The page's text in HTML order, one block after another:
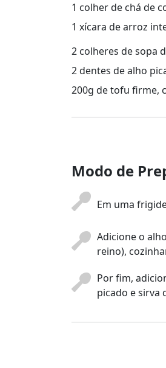
1 colher de chá de
1 xícara de arroz
2 colheres de sopa
2 dentes de alho
200g de tofu firme,
Modo de
Em uma
Adicione o
reino),
Por fim,
picado e sirva